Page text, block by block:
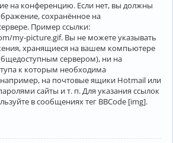
на конференцию. Если нет, вы должны
сохранённое на
Пример ссылки:
my-picture.gif. Вы не можете указывать
хранящиеся на вашем компьютере
сервером), ни на
к которым необходима
например, на почтовые ящики Hotmail или
сайты и т. п. Для указания ссылок
в сообщениях тег BBCode [img].